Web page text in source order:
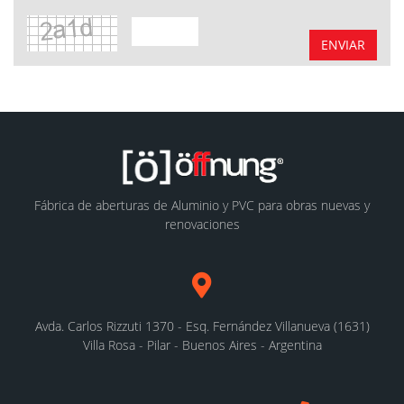
ENVIAR
Fábrica de aberturas de Aluminio y PVC para obras nuevas y
renovaciones
Avda. Carlos Rizzuti 1370 - Esq. Fernández Villanueva (1631)
Villa Rosa - Pilar - Buenos Aires - Argentina